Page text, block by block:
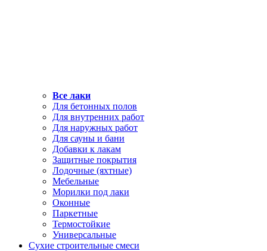
Все лаки
Для бетонных полов
Для внутренних работ
Для наружных работ
Для сауны и бани
Добавки к лакам
Защитные покрытия
Лодочные (яхтные)
Мебельные
Морилки под лаки
Оконные
Паркетные
Термостойкие
Универсальные
Сухие строительные смеси